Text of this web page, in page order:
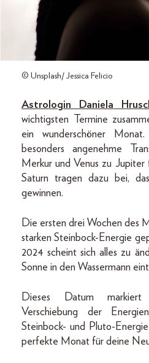
© Unsplash/ Jessica Felicio
Astrologin Daniela
wichtigsten Termine
ein wunderschöner
besonders angenehme
Merkur und Venus zu Jupiter
Saturn tragen dazu bei,
gewinnen.
Die ersten drei Wochen des
starken Steinbock-Energie
2024 scheint sich alles zu
Sonne in den Wassermann
Dieses Datum
Verschiebung der
Steinbock- und Pluto-
perfekte Monat für deine